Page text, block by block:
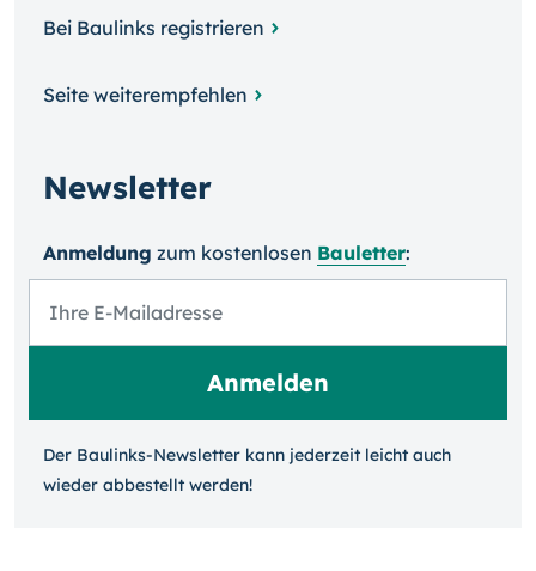
Bei Baulinks registrieren
Seite weiterempfehlen
Newsletter
Anmeldung zum kosten­losen Bauletter:
Der Baulinks-Newsletter kann jeder­zeit leicht auch
wieder ab­bestellt werden!